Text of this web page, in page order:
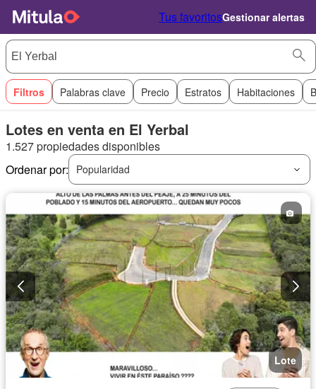
Tus favoritosGestionar alertas
Filtros Palabras clave Precio Estratos Habitaciones
Lotes en venta en El Yerbal
1.527 propiedades disponibles
Ordenar por:
Popularidad
Lote